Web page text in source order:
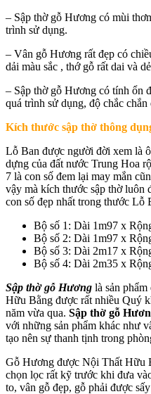
– Sập thờ gỗ Hương có mùi
trình sử dụng.
– Vân gỗ Hương rất đẹp có
dải màu sắc , thớ gỗ rất dai và
– Sập thờ gỗ Hương có tính ổn
quá trình sử dụng, độ chắc chắn
Kích thước sập thờ thông
Lỗ Ban được người đời xem là
dựng của đất nước Trung Hoa
7 là con số đem lại may mắn
vậy mà kích thước sập thờ luôn
con số đẹp nhất trong thước Lỗ
Bộ số 1: Dài 1m97 x
Bộ số 2: Dài 1m97 x
Bộ số 3: Dài 2m17 x
Bộ số 4: Dài 2m35 x
Sập thờ gỗ Hương là sản
Hữu Bằng được rất nhiều Quý
năm vừa qua. Sập thờ gỗ
với những sản phẩm khác như
tạo nên sự thanh tịnh trong
Gỗ Hương được Nội Thất Hữu
chọn lọc rất kỹ trước khi đưa
to, vân gỗ đẹp, gỗ phải được